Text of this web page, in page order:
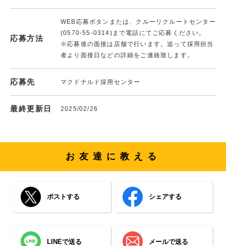
応募方法
WEB応募ボタンまたは、クルーリクルートセンター
(0570-55-0314)まで電話にてご応募ください。
※応募後の面接は店舗で行います。追って採用担当
者より面接日などの詳細をご連絡致します。
応募先 マクドナルド採用センター
最終更新日 2025/02/26
お友達に教える
ポストする シェアする
LINEで送る メールで送る